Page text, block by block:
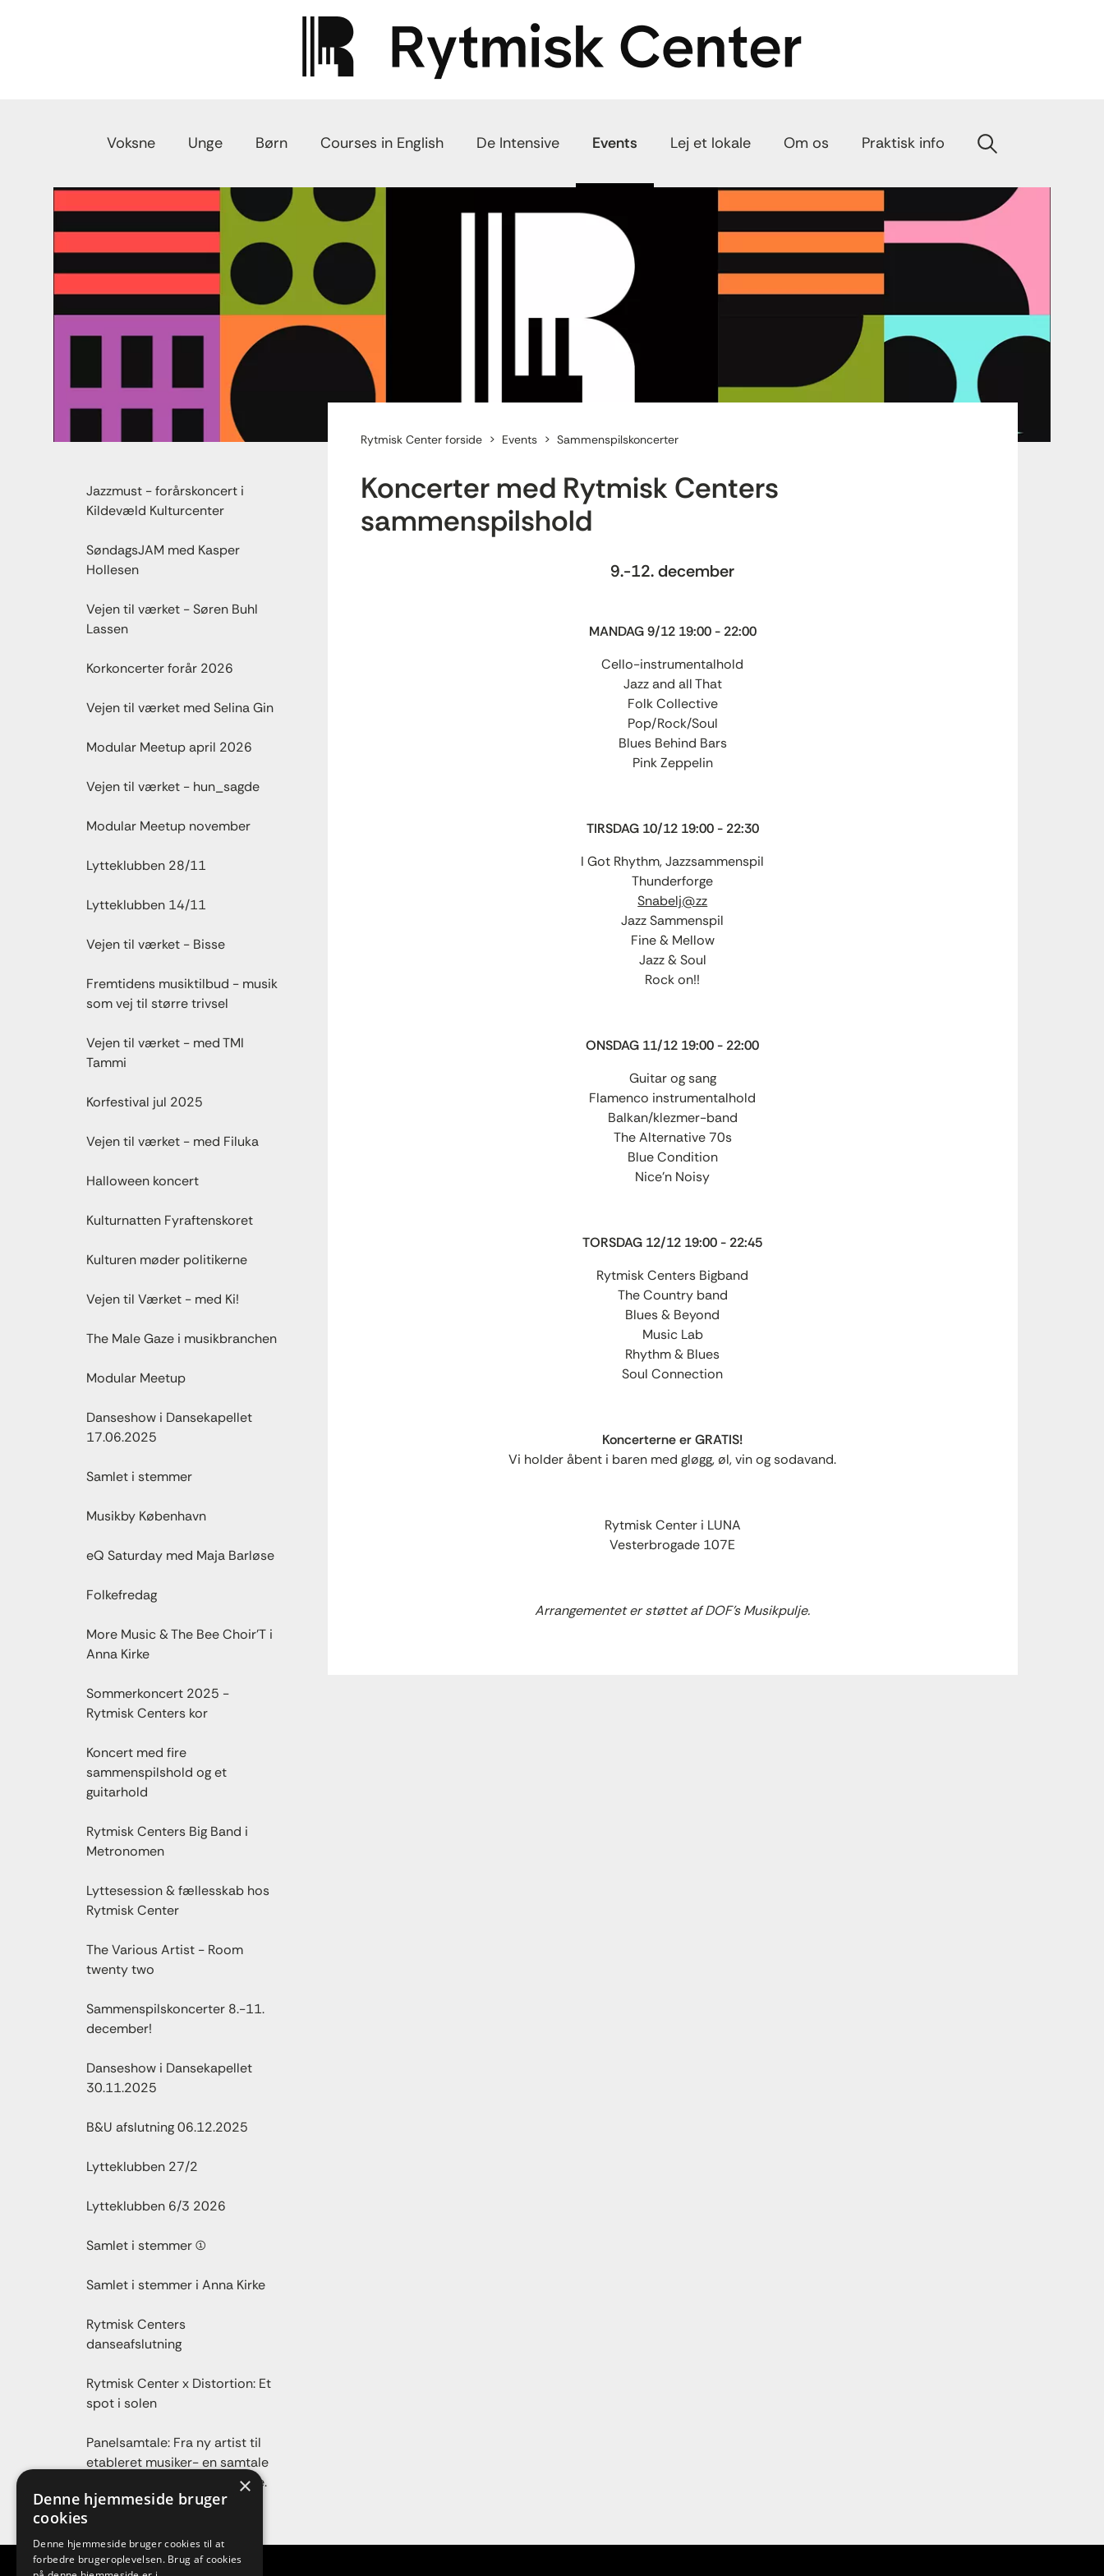
Voksne Unge Børn Courses in English De Intensive Events Lej et lokale Om os Praktisk info
Jazzmust - forårskoncert i
Kildevæld Kulturcenter
SøndagsJAM med Kasper
Hollesen
Vejen til værket - Søren Buhl
Lassen
Korkoncerter forår 2026
Vejen til værket med Selina Gin
Modular Meetup april 2026
Vejen til værket - hun_sagde
Modular Meetup november
Lytteklubben 28/11
Lytteklubben 14/11
Vejen til værket - Bisse
Fremtidens musiktilbud - musik
som vej til større trivsel
Vejen til værket - med TMI
Tammi
Korfestival jul 2025
Vejen til værket - med Filuka
Halloween koncert
Kulturnatten Fyraftenskoret
Kulturen møder politikerne
Vejen til Værket - med Ki!
The Male Gaze i musikbranchen
Modular Meetup
Danseshow i Dansekapellet
17.06.2025
Samlet i stemmer
Musikby København
eQ Saturday med Maja Barløse
Folkefredag
More Music & The Bee Choir’T i
Anna Kirke
Sommerkoncert 2025 -
Rytmisk Centers kor
Koncert med fire
sammenspilshold og et
guitarhold
Rytmisk Centers Big Band i
Metronomen
Lyttesession & fællesskab hos
Rytmisk Center
The Various Artist - Room
twenty two
Sammenspilskoncerter 8.-11.
december!
Danseshow i Dansekapellet
30.11.2025
B&U afslutning 06.12.2025
Lytteklubben 27/2
Lytteklubben 6/3 2026
Samlet i stemmer (1)
Samlet i stemmer i Anna Kirke
Rytmisk Centers
danseafslutning
Rytmisk Center x Distortion: Et
spot i solen
Panelsamtale: Fra ny artist til
etableret musiker- en samtale
om vejen fra talent til karriere.
Rytmisk Center forside Events Sammenspilskoncerter
Koncerter med Rytmisk Centers
sammenspilshold
9.-12. december
MANDAG 9/12 19:00 - 22:00
Cello-instrumentalhold
Jazz and all That
Folk Collective
Pop/Rock/Soul
Blues Behind Bars
Pink Zeppelin
TIRSDAG 10/12 19:00 - 22:30
I Got Rhythm, Jazzsammenspil
Thunderforge
Snabelj@zz
Jazz Sammenspil
Fine & Mellow
Jazz & Soul
Rock on!!
ONSDAG 11/12 19:00 - 22:00
Guitar og sang
Flamenco instrumentalhold
Balkan/klezmer-band
The Alternative 70s
Blue Condition
Nice'n Noisy
TORSDAG 12/12 19:00 - 22:45
Rytmisk Centers Bigband
The Country band
Blues & Beyond
Music Lab
Rhythm & Blues
Soul Connection
Koncerterne er GRATIS!
Vi holder åbent i baren med gløgg, øl, vin og sodavand.
Rytmisk Center i LUNA
Vesterbrogade 107E
Arrangementet er støttet af DOF’s Musikpulje.
×
Denne hjemmeside bruger
cookies
Denne hjemmeside bruger cookies til at
forbedre brugeroplevelsen. Brug af cookies